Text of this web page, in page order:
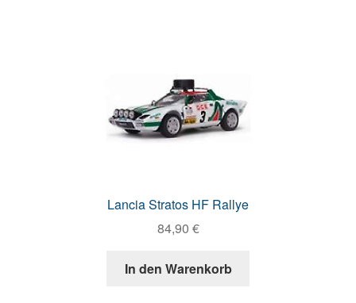
Lancia Stratos HF Rallye
84,90 €
In den Warenkorb